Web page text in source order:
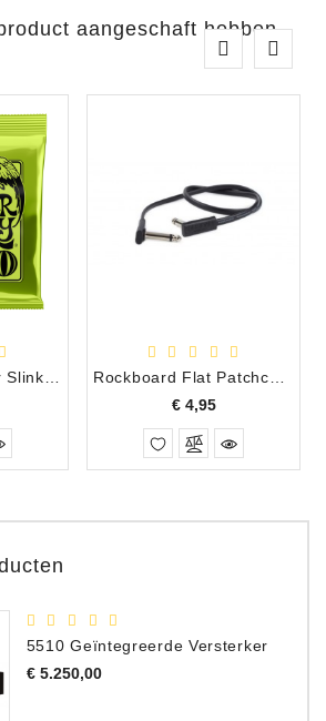
aangeschaft hebben
€ 4,95Prijs
5510 Geïntegreerde Versterker
€ 5.250,00Prijs